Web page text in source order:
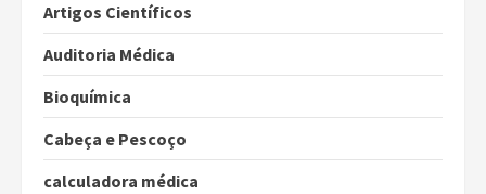
Artigos Científicos
Auditoria Médica
Bioquímica
Cabeça e Pescoço
calculadora médica